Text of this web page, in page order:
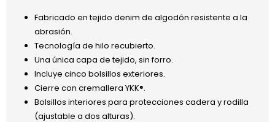
Fabricado en tejido denim de algodón resistente a la
abrasión.
Tecnología de hilo recubierto.
Una única capa de tejido, sin forro.
Incluye cinco bolsillos exteriores.
Cierre con cremallera YKK®.
Bolsillos interiores para protecciones cadera y rodilla
(ajustable a dos alturas).